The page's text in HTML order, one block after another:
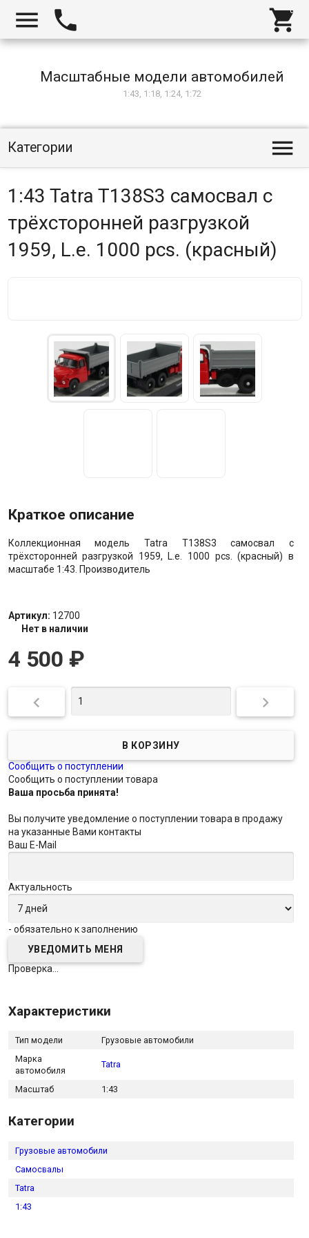
  
Масштабные модели автомобилей
1:43, 1:18, 1:24, 1:72
Категории 
1:43 Tatra T138S3 самосвал c
трёхсторонней разгрузкой
1959, L.e. 1000 pcs. (красный)
Краткое описание
Коллекционная модель Tatra T138S3 самосвал c
трёхсторонней разгрузкой 1959, L.e. 1000 pcs. (красный) в
масштабе 1:43. Производитель
Артикул: 12700
Нет в наличии
4 500 ₽
 
Сообщить о поступлении
Сообщить о поступлении товара
Ваша просьба принята!
Вы получите уведомление о поступлении товара в продажу
на указанные Вами контакты
Ваш E-Mail
Актуальность
- обязательно к заполнению
Проверка...
Характеристики
Тип модели
Грузовые автомобили
Марка
автомобиля
Tatra
Масштаб 1:43
Категории
Грузовые автомобили
Самосвалы
Tatra
1:43